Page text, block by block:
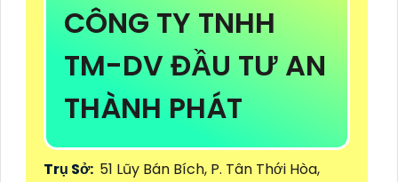
CÔNG TY TNHH
TM-DV ĐẦU TƯ AN
THÀNH PHÁT
Trụ Sở: 51 Lũy Bán Bích, P. Tân Thới Hòa,